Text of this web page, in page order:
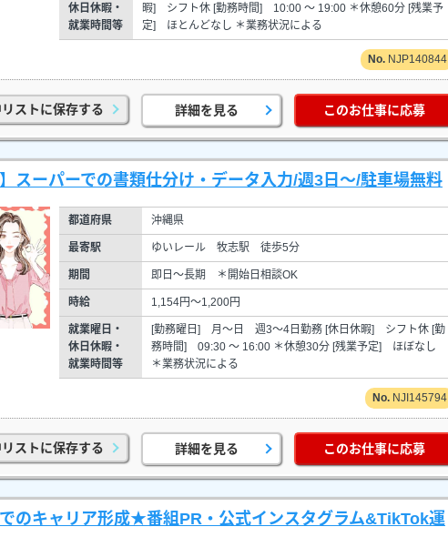
休日休暇・
就業時間等
暇] シフト休 [勤務時間] 10:00 ～ 19:00 ＊休憩60分 [残業予
定] ほとんどなし ＊業務状況による
NJP140844
ストに保存する 詳細を見る このお仕事に応募
】スーパーでの書類仕分け・データ入力/週3日～/駐車場無料
都道府県 沖縄県
最寄駅 ゆいレール 牧志駅 徒歩5分
期間 即日～長期 ＊開始日相談OK
時給 1,154円～1,200円
就業曜日・
休日休暇・
就業時間等
[勤務曜日] 月～日 週3～4日勤務 [休日休暇] シフト休 [勤
務時間] 09:30 ～ 16:00 ＊休憩30分 [残業予定] ほぼなし
＊業務状況による
NJI145794
ストに保存する 詳細を見る このお仕事に応募
のキャリア形成★番組PR・公式インスタグラム&TikTok運